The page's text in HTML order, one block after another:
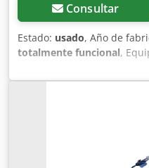
Consultar
Estado: usado, Año de
totalmente funcional,
prensa para ventanas y
empresa italiana Casolin.
fabricación: 2008.
ampliada: 3000 mm de
funciona correctamente.